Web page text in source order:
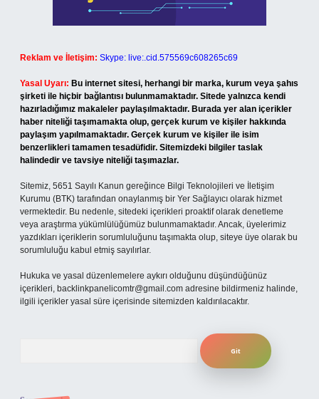
Reklam ve İletişim: Skype: live:.cid.575569c608265c69
Yasal Uyarı: Bu internet sitesi, herhangi bir marka, kurum veya şahıs
şirketi ile hiçbir bağlantısı bulunmamaktadır. Sitede yalnızca kendi
hazırladığımız makaleler paylaşılmaktadır. Burada yer alan içerikler
haber niteliği taşımamakta olup, gerçek kurum ve kişiler hakkında
paylaşım yapılmamaktadır. Gerçek kurum ve kişiler ile isim
benzerlikleri tamamen tesadüfidir. Sitemizdeki bilgiler taslak
halindedir ve tavsiye niteliği taşımazlar.
Sitemiz, 5651 Sayılı Kanun gereğince Bilgi Teknolojileri ve İletişim
Kurumu (BTK) tarafından onaylanmış bir Yer Sağlayıcı olarak hizmet
vermektedir. Bu nedenle, sitedeki içerikleri proaktif olarak denetleme
veya araştırma yükümlülüğümüz bulunmamaktadır. Ancak, üyelerimiz
yazdıkları içeriklerin sorumluluğunu taşımakta olup, siteye üye olarak bu
sorumluluğu kabul etmiş sayılırlar.
Hukuka ve yasal düzenlemelere aykırı olduğunu düşündüğünüz
içerikleri, backlinkpanelicomtr@gmail.com adresine bildirmeniz halinde,
ilgili içerikler yasal süre içerisinde sitemizden kaldırılacaktır.